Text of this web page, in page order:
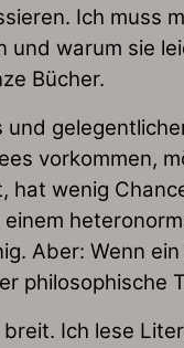
Ich muss
und warum sie
Bücher.
und
vorkommen,
wenig
Aber: Wenn
Ich lese